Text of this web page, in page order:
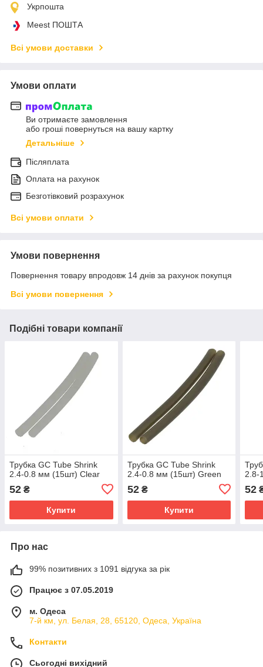
Укрпошта
Meest ПОШТА
Всі умови доставки
Умови оплати
Ви отримаєте замовлення
або гроші повернуться на вашу картку
Детальніше
Післяплата
Оплата на рахунок
Безготівковий розрахунок
Всі умови оплати
Умови повернення
Повернення товару впродовж 14 днів за рахунок покупця
Всі умови повернення
Подібні товари компанії
Трубка GC Tube Shrink
2.4-0.8 мм (15шт) Clear
52 ₴
Купити
Трубка GC Tube Shrink
2.4-0.8 мм (15шт) Green
52₴
Купити
2.8-
52
Про нас
99% позитивних з 1091 відгука за рік
Працює з 07.05.2019
м. Одеса
7-й км, ул. Белая, 28, 65120, Одеса, Україна
Контакти
Сьогодні вихідний